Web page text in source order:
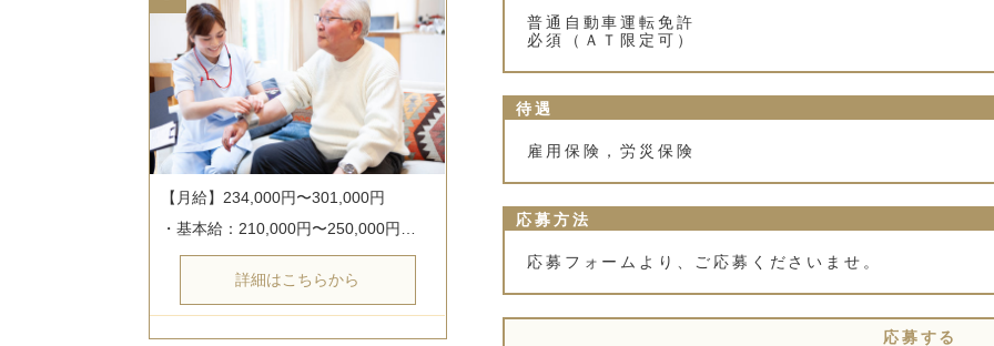
【月給】234,000円〜301,000円
・基本給：210,000円〜250,000円…
詳細はこちらから
普通自動車運転免許
必須（ＡＴ限定可）
待遇
雇用保険，労災保険
応募方法
応募フォームより、ご応募くださいませ。
応募する